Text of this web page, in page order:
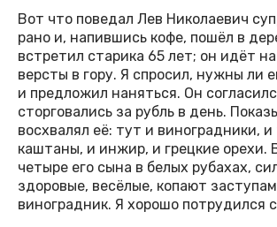
Вот что поведал Лев Николаевич
рано и, напившись кофе, пошёл в
встретил старика 65 лет; он идёт
версты в гору. Я спросил, нужны ли
и предложил наняться. Он
сторговались за рубль в день.
восхвалял её: тут и виноградники, и
каштаны, и инжир, и грецкие орехи.
четыре его сына в белых рубахах,
здоровые, весёлые, копают
виноградник. Я хорошо потрудился